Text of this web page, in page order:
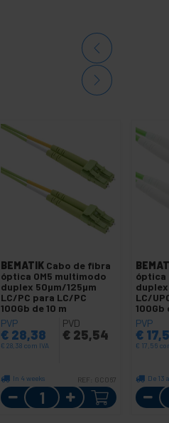
BEMATIK Cabo de fibra
óptica OM5 multimodo
duplex 50µm/125µm
LC/PC para LC/PC
100Gb de 10 m
PVP
€ 28,38
€ 28,38 com IVA
PVD
€25,54
In 4 weeks REF: GC067
Quantidade
óptica
LC/
100Gb
PVP
€
€ 17,56
De 13